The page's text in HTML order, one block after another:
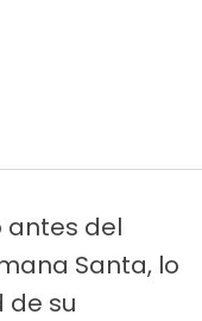
antes del
Santa, lo
de su